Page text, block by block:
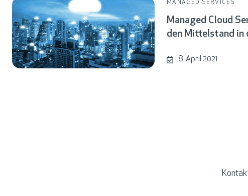
H
y
b
r
i
MANAGED SERVICES
Managed Cloud
den Mittelstand in
8. April 2021